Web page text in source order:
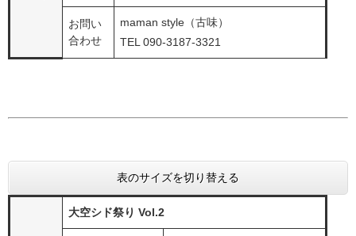
お問い
合わせ
maman style（古味）
TEL 090-3187-3321
表のサイズを切り替える
大空シド祭り Vol.2